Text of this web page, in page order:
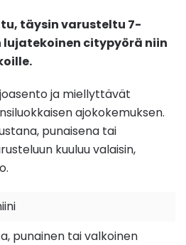
täysin varusteltu 7-
lujatekoinen citypyörä niin
ja miellyttävät
ajokokemuksen.
punaisena tai
kuuluu valaisin,
punainen tai valkoinen